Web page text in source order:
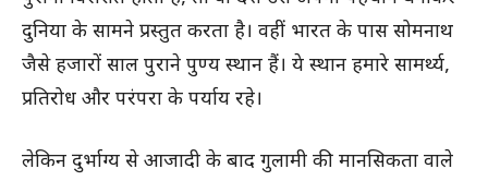
दुनिया के सामने प्रस्तुत करता है। वहीं भारत के पास सोमनाथ
जैसे हजारों साल पुराने पुण्य स्थान हैं। ये स्थान हमारे सामर्थ्य,
प्रतिरोध और परंपरा के पर्याय रहे।
लेकिन दुर्भाग्य से आजादी के बाद गुलामी की मानसिकता वाले